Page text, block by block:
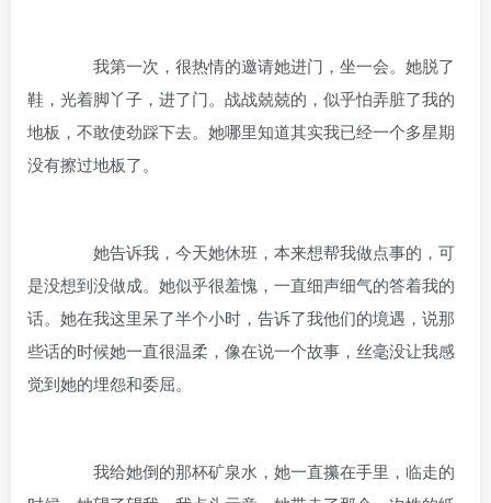
我第一次，很热情的邀请她进门，坐一会。她脱了
鞋，光着脚丫子，进了门。战战兢兢的，似乎怕弄脏了我的
地板，不敢使劲踩下去。她哪里知道其实我已经一个多星期
没有擦过地板了。
她告诉我，今天她休班，本来想帮我做点事的，可
是没想到没做成。她似乎很羞愧，一直细声细气的答着我的
话。她在我这里呆了半个小时，告诉了我他们的境遇，说那
些话的时候她一直很温柔，像在说一个故事，丝毫没让我感
觉到她的埋怨和委屈。
我给她倒的那杯矿泉水，她一直攥在手里，临走的